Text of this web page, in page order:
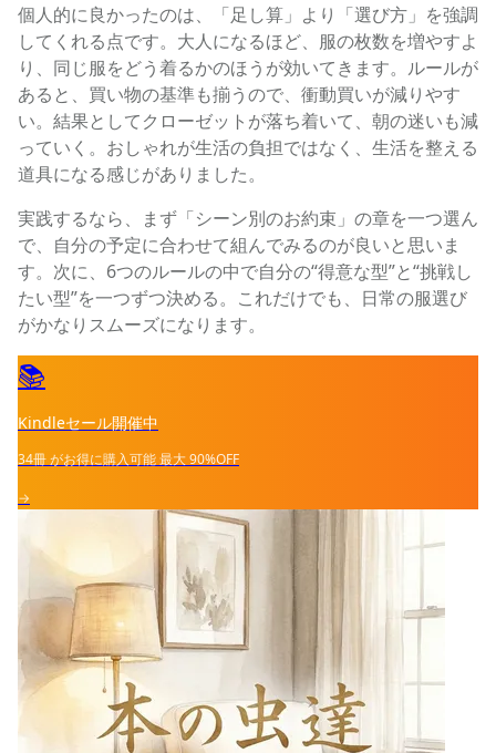
個人的に良かったのは、「足し算」より「選び方」を強調
してくれる点です。大人になるほど、服の枚数を増やすよ
り、同じ服をどう着るかのほうが効いてきます。ルールが
あると、買い物の基準も揃うので、衝動買いが減りやす
い。結果としてクローゼットが落ち着いて、朝の迷いも減
っていく。おしゃれが生活の負担ではなく、生活を整える
道具になる感じがありました。
実践するなら、まず「シーン別のお約束」の章を一つ選ん
で、自分の予定に合わせて組んでみるのが良いと思いま
す。次に、6つのルールの中で自分の“得意な型”と“挑戦し
たい型”を一つずつ決める。これだけでも、日常の服選び
がかなりスムーズになります。
📚
Kindleセール開催中
34冊がお得に購入可能最大90%OFF
→